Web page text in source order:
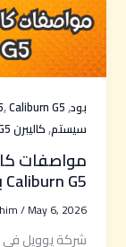
بود,
,Caliburn G5 بود
سيستم,كاليبرن G5
Caliburn G5 بود 2026
/May 6, 2026